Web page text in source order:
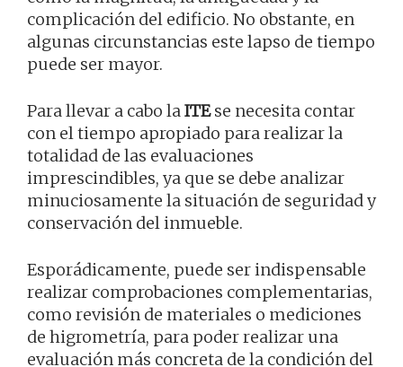
complicación del edificio. No obstante, en
algunas circunstancias este lapso de tiempo
puede ser mayor.
Para llevar a cabo la ITEse necesita contar
con el tiempo apropiado para realizar la
totalidad de las evaluaciones
imprescindibles, ya que se debe analizar
minuciosamente la situación de seguridad y
conservación del inmueble.
Esporádicamente, puede ser indispensable
realizar comprobaciones complementarias,
como revisión de materiales o mediciones
de higrometría, para poder realizar una
evaluación más concreta de la condición del